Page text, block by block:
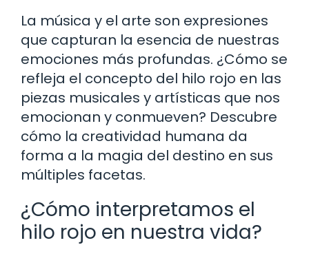
La música y el arte son expresiones
que capturan la esencia de nuestras
emociones más profundas. ¿Cómo se
refleja el concepto del hilo rojo en las
piezas musicales y artísticas que nos
emocionan y conmueven? Descubre
cómo la creatividad humana da
forma a la magia del destino en sus
múltiples facetas.
¿Cómo interpretamos el
hilo rojo en nuestra vida?